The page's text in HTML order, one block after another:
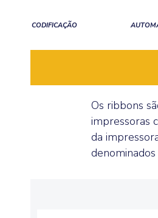
CODIFICAÇÃO
Os ribbons
impressoras
da